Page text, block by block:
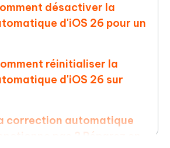
désactiver la
d'iOS 26 pour un
réinitialiser la
d'iOS 26 sur
correction automatique
pas ? Réparez en